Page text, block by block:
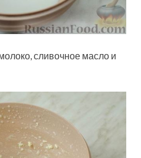
сливочное масло и